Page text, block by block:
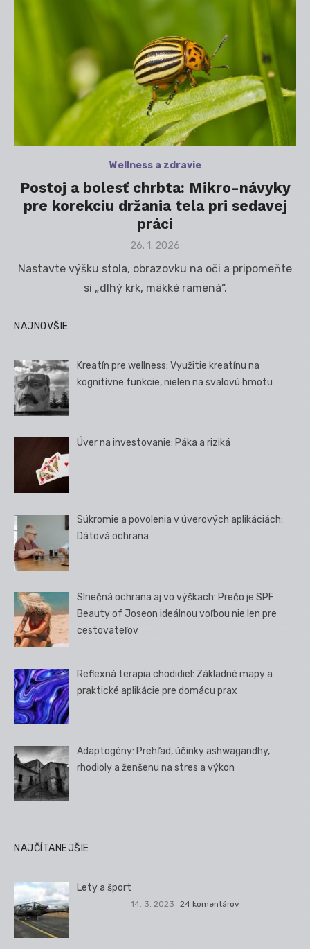
Wellness a zdravie
Postoj a bolesť chrbta: Mikro-návyky
pre korekciu držania tela pri sedavej
práci
Posted
26. 1. 2026
Nastavte výšku stola, obrazovku na oči a pripomeňte
si „dlhý krk, mäkké ramená“.
NAJNOVŠIE
Kreatín pre wellness: Využitie kreatínu na
kognitívne funkcie, nielen na svalovú hmotu
Úver na investovanie: Páka a riziká
Súkromie a povolenia v úverových aplikáciách:
Dátová ochrana
Slnečná ochrana aj vo výškach: Prečo je SPF
Beauty of Joseon ideálnou voľbou nie len pre
cestovateľov
Reflexná terapia chodidiel: Základné mapy a
praktické aplikácie pre domácu prax
Adaptogény: Prehľad, účinky ashwagandhy,
rhodioly a ženšenu na stres a výkon
NAJČÍTANEJŠIE
Lety a šport
14. 3. 2023 24 komentárov